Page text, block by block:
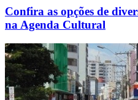
Confira as opções de
na Agenda Cultural